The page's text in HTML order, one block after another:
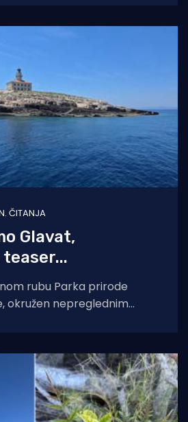
ČITANJA
Glavat,
rubu Parka prirode
okružen nepreglednim